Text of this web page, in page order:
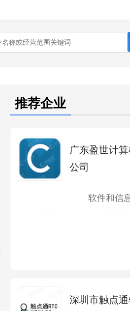
推荐企业
广东盈世计
公司
软件和信
深圳市触点